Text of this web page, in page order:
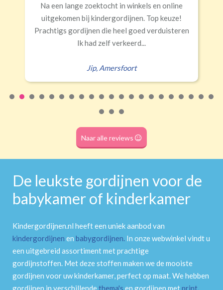
Na een lange zoektocht in winkels en online
uitgekomen bij kindergordijnen. Top keuze!
Prachtigs gordijnen die heel goed verduisteren
Ik had zelf verkeerd...
Jip,Amersfoort
Naar alle reviews
De leukste gordijnen voor de
babykamer of kinderkamer
Kindergordijnen.nl heeft een uniek aanbod van
kindergordijnen en babygordijnen. In onze webwinkel vindt u
een uitgebreid assortiment met prachtige
gordijnstoffen. Met deze stoffen maken we de mooiste
gordijnen voor uw kinderkamer, perfect op maat. We hebben
gordijnen in verschillendethema's en gordijnen metprint.